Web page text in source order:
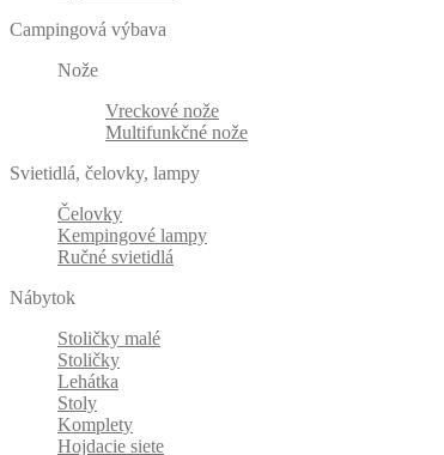
Campingová výbava
Nože
Vreckové nože
Multifunkčné nože
Svietidlá, čelovky, lampy
Čelovky
Kempingové lampy
Ručné svietidlá
Nábytok
Stoličky malé
Stoličky
Lehátka
Stoly
Komplety
Hojdacie siete